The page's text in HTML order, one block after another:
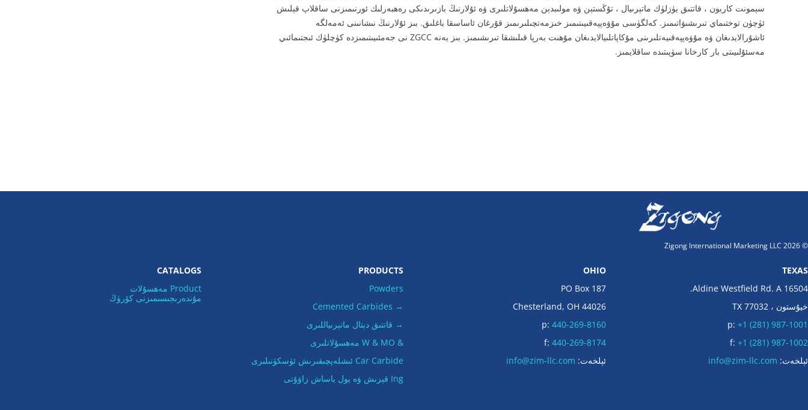
سېمونت كاربون ، قاتتىق يۈزلۈك ماتېرىيال ، تۇڭستېن ۋە مولىبدېن مەھسۇلاتلىرى ۋە ئۇلارنىڭ بازىرىدىكى رەھبەرلىك ئورنىمىزنى ساقلاپ قېلىش
ئۈچۈن توختىماي تىرىشىۋاتىمىز. كەلگۈسى مۇۋەپپەقىيىتىمىز خىزمەتچىلىرىمىز قۇرغان ئاساسقا باغلىق. بىز ئۇلارنىڭ نىشانىنى ئەمەلگە
ئاشۇرالايدىغان ۋە مۇۋەپپەقىيەتلىرىنى مۇكاپاتلىيالايدىغان مۇھىت بەرپا قىلىشقا تىرىشىمىز. بىز يەنە ZGCC نى جەمئىيىتىمىزدە كۈچلۈك ئىجتىمائىي
مەسئۇلىيىتى بار كارخانا سۈپىتىدە ساقلايمىز.
© 2026 Zigong International Marketing LLC
TEXAS
16504 Aldine Westfield Rd. A.
خيۇستون ، TX 77032
p:+1 (281) 987-1001
f:+1 (281) 987-1002
ئېلخەت: info@zim-llc.com
OHIO
PO Box 187
Chesterland, OH 44026
p: 440-269-8160
f: 440-269-8174
ئېلخەت: info@zim-llc.com
PRODUCTS
Powders
→ Cemented Carbides
→ قاتتىق دېتال ماتېرىياللىرى
& W & MO مەھسۇلاتلىرى
Car Carbide ئىشلەپچىقىرىش ئۈسكۈنىلىرى
Ing قېزىش ۋە يول ياساش زاۋۇتى
CATALOGS
Product مەھسۇلات
مۇندەرىجىسىمىزنى كۆرۈڭ